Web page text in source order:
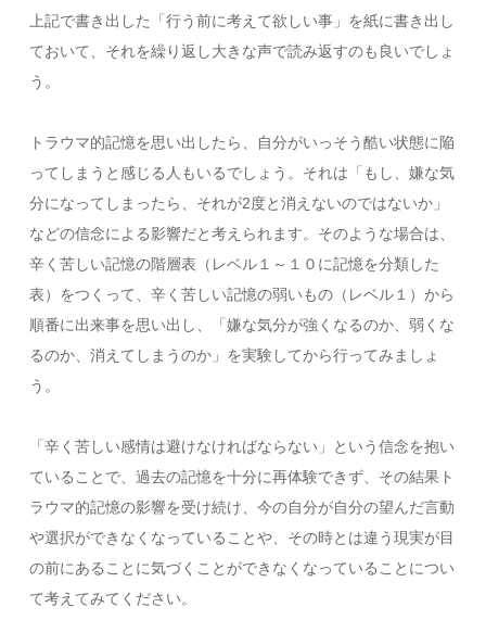
上記で書き出した「行う前に考えて欲しい事」を紙に書き出し
ておいて、それを繰り返し大きな声で読み返すのも良いでしょ
う。
トラウマ的記憶を思い出したら、自分がいっそう酷い状態に陥
ってしまうと感じる人もいるでしょう。それは「もし、嫌な気
分になってしまったら、それが2度と消えないのではないか」
などの信念による影響だと考えられます。そのような場合は、
辛く苦しい記憶の階層表（レベル１～１０に記憶を分類した
表）をつくって、辛く苦しい記憶の弱いもの（レベル１）から
順番に出来事を思い出し、「嫌な気分が強くなるのか、弱くな
るのか、消えてしまうのか」を実験してから行ってみましょ
う。
「辛く苦しい感情は避けなければならない」という信念を抱い
ていることで、過去の記憶を十分に再体験できず、その結果ト
ラウマ的記憶の影響を受け続け、今の自分が自分の望んだ言動
や選択ができなくなっていることや、その時とは違う現実が目
の前にあることに気づくことができなくなっていることについ
て考えてみてください。